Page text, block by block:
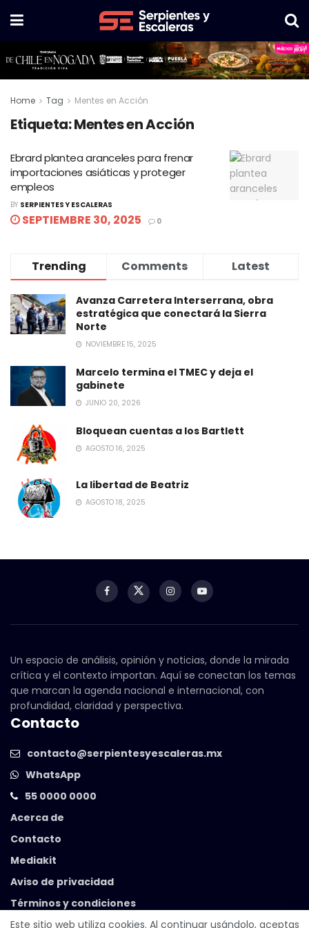
Home Tag Mentes en Acción
Etiqueta:Mentes en Acción
Ebrard plantea aranceles para frenar
importaciones asiáticas y proteger
empleos
BY SERPIENTES Y ESCALERAS
SEPTIEMBRE 30, 2025 0
Trending Comments Latest
Avanza Carretera Interserrana, obra
estratégica que conectará la Sierra
Norte
NOVIEMBRE 15, 2025
Marcelo termina el TMEC y deja el
gabinete
JUNIO 20, 2026
Bloquean cuentas a los Bartlett
AGOSTO 16, 2025
La libertad de Beatriz
AGOSTO 18, 2025
Un espacio de análisis, opinión y noticias, donde la mirada
crítica y el contexto importan. Aquí se conectan los temas
que marcan la agenda nacional e internacional, con
profundidad, claridad y perspectiva.
Contacto
contacto@serpientesyescaleras.mx
WhatsApp
55 0000 0000
Acerca de
Contacto
Mediakit
Aviso de privacidad
Términos y condiciones
Este sitio web utiliza cookies. Al continuar usándolo, aceptas